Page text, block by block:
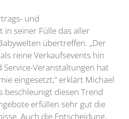
und
seiner Fülle das aller
übertreffen. „Der
reine Verkaufsevents hin
Veranstaltungen hat
eingesetzt,“ erklärt Michael
beschleunigt diesen Trend
erfüllen sehr gut die
Auch die Entscheidung,